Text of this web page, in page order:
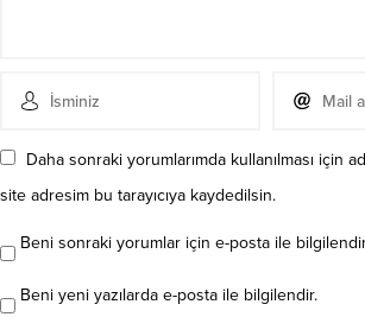
Daha sonraki yorumlarımda kullanılması için
site adresim bu tarayıcıya kaydedilsin.
Beni sonraki yorumlar için e-posta ile
Beni yeni yazılarda e-posta ile bilgilendir.